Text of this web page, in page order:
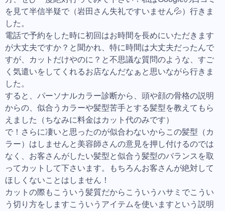
を見て半信半疑で（岩田さん失礼ですいません💦）行きま
した。
電話で予約をした時に初回はお時間を長めにいただきます
が大丈夫ですか？と聞かれ、特に時間は大丈夫だったんで
すが、カットだけやのに？と不思議な質問のような、すご
く気遣いをしてくれるお店なんだなぁと思いながら行きま
した。
すると、パーソナルカラー診断から、頭や顔の骨格の説明
からの、似合うカラーや髪型苦手とする髪型を教えてもら
えました（ちなみに料金はカット代のみです）
で！さらに凄いと思ったのが似合わないからこの髪型（カ
ラー）はしませんと美容師さんの意見を押し付けるのでは
なく、お客さんがしたい髪型と似合う髪型のバランスを取
ってカットして下さいます。もちろんお客さんが絶対して
ほしくないことはしません！
カットの際もこういう髪質だからこういうハサミでこうい
う切り方をしますこういうアイテムを使いますという説明